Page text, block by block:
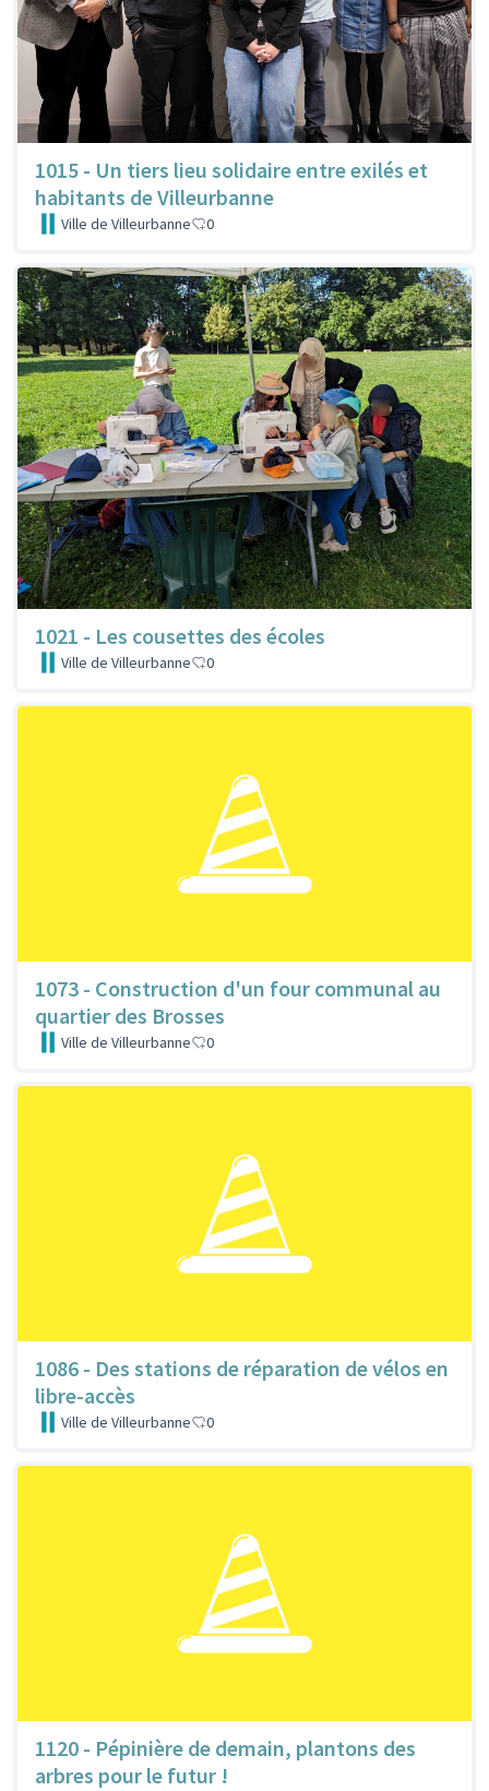
1015 - Un tiers lieu solidaire entre exilés et
habitants de Villeurbanne
Ville de Villeurbanne 0
1021 - Les cousettes des écoles
Ville de Villeurbanne 0
1073 - Construction d'un four communal au
quartier des Brosses
Ville de Villeurbanne 0
1086 - Des stations de réparation de vélos en
libre-accès
Ville de Villeurbanne 0
1120 - Pépinière de demain, plantons des
arbres pour le futur !